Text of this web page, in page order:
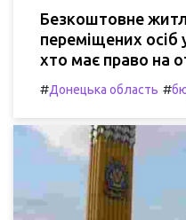
Безкоштовне
переміщених осіб
хто має право на
#Донецька область #